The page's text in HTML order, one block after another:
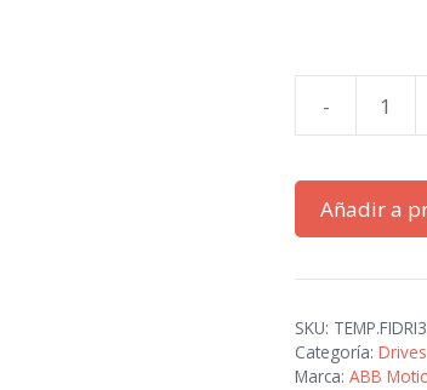
-
2
Añadir a
SKU:
Categoría:Drives
Marca:ABB